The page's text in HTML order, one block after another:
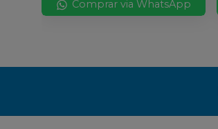
Comprar via WhatsApp